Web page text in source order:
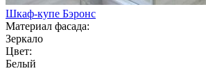
Шкаф-купе Бэронс
Материал фасада:
Зеркало
Цвет:
Белый